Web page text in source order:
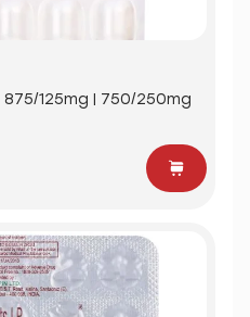
125mg | 750/250mg